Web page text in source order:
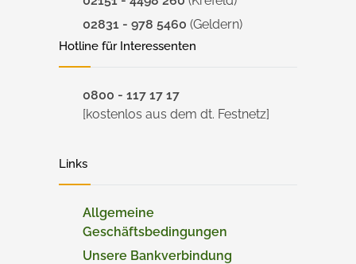
02831 - 978 5460 (Geldern)
Hotline für Interessenten
0800 - 117 17 17
[kostenlos aus dem dt. Festnetz]
Links
Allgemeine
Geschäftsbedingungen
Unsere Bankverbindung